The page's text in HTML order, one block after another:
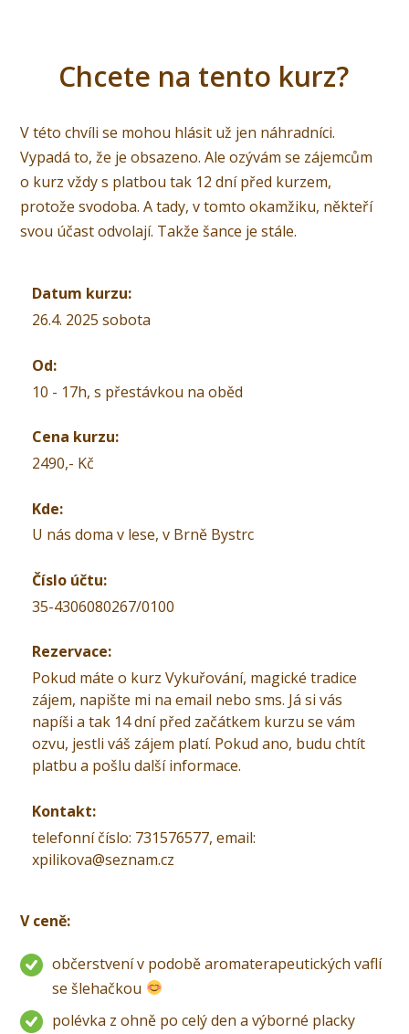
Chcete na tento kurz?
V této chvíli se mohou hlásit už jen náhradníci.
Vypadá to, že je obsazeno. Ale ozývám se zájemcům
o kurz vždy s platbou tak 12 dní před kurzem,
protože svodoba. A tady, v tomto okamžiku, někteří
svou účast odvolají. Takže šance je stále.
Datum kurzu:
26.4. 2025 sobota
Od:
10 - 17h, s přestávkou na oběd
Cena kurzu:
2490,- Kč
Kde:
U nás doma v lese, v Brně Bystrc
Číslo účtu:
35-4306080267/0100
Rezervace:
Pokud máte o kurz Vykuřování, magické tradice
zájem, napište mi na email nebo sms. Já si vás
napíši a tak 14 dní před začátkem kurzu se vám
ozvu, jestli váš zájem platí. Pokud ano, budu chtít
platbu a pošlu další informace.
Kontakt:
telefonní číslo: 731576577, email:
xpilikova@seznam.cz
V ceně:
občerstvení v podobě aromaterapeutických vaflí
se šlehačkou
polévka z ohně po celý den a výborné placky